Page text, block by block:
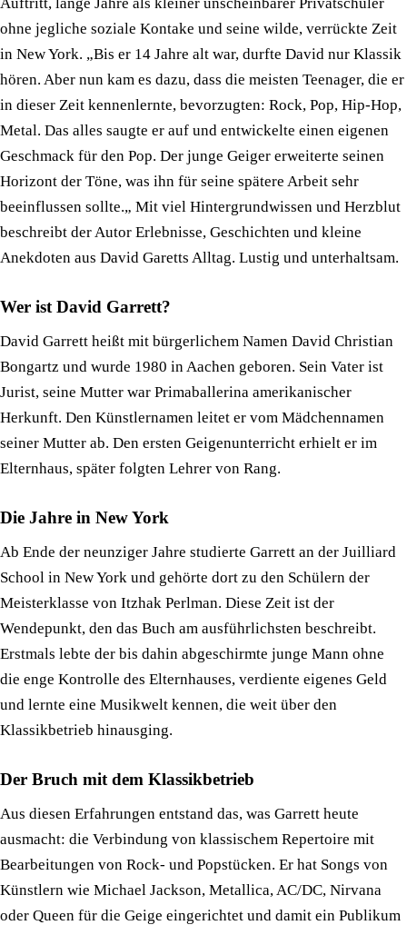
ohne jegliche soziale Kontake und seine wilde, verrückte Zeit
in New York. „Bis er 14 Jahre alt war, durfte David nur Klassik
hören. Aber nun kam es dazu, dass die meisten Teenager, die er
in dieser Zeit kennenlernte, bevorzugten: Rock, Pop, Hip-Hop,
Metal. Das alles saugte er auf und entwickelte einen eigenen
Geschmack für den Pop. Der junge Geiger erweiterte seinen
Horizont der Töne, was ihn für seine spätere Arbeit sehr
beeinflussen sollte.„ Mit viel Hintergrundwissen und Herzblut
beschreibt der Autor Erlebnisse, Geschichten und kleine
Anekdoten aus David Garetts Alltag. Lustig und unterhaltsam.
Wer ist David Garrett?
David Garrett heißt mit bürgerlichem Namen David Christian
Bongartz und wurde 1980 in Aachen geboren. Sein Vater ist
Jurist, seine Mutter war Primaballerina amerikanischer
Herkunft. Den Künstlernamen leitet er vom Mädchennamen
seiner Mutter ab. Den ersten Geigenunterricht erhielt er im
Elternhaus, später folgten Lehrer von Rang.
Die Jahre in New York
Ab Ende der neunziger Jahre studierte Garrett an der Juilliard
School in New York und gehörte dort zu den Schülern der
Meisterklasse von Itzhak Perlman. Diese Zeit ist der
Wendepunkt, den das Buch am ausführlichsten beschreibt.
Erstmals lebte der bis dahin abgeschirmte junge Mann ohne
die enge Kontrolle des Elternhauses, verdiente eigenes Geld
und lernte eine Musikwelt kennen, die weit über den
Klassikbetrieb hinausging.
Der Bruch mit dem Klassikbetrieb
Aus diesen Erfahrungen entstand das, was Garrett heute
ausmacht: die Verbindung von klassischem Repertoire mit
Bearbeitungen von Rock- und Popstücken. Er hat Songs von
Künstlern wie Michael Jackson, Metallica, AC/DC, Nirvana
oder Queen für die Geige eingerichtet und damit ein Publikum